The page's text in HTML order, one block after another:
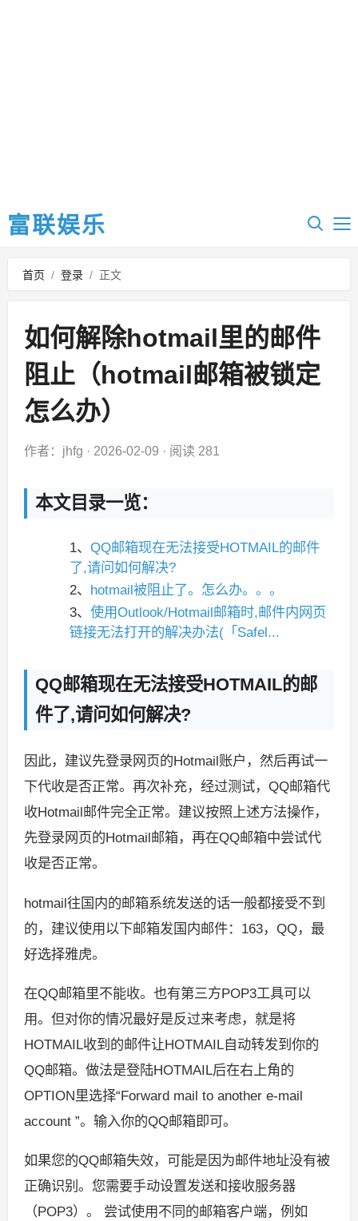
富联娱乐
首页 / 登录 / 正文
如何解除hotmail里的邮件
阻止（hotmail邮箱被锁定
怎么办）
作者：jhfg · 2026-02-09 · 阅读 281
本文目录一览：
1、QQ邮箱现在无法接受HOTMAIL的邮件
了,请问如何解决?
2、 hotmail被阻止了。怎么办。。。
3、使用Outlook/Hotmail邮箱时,邮件内网页
链接无法打开的解决办法(「Safel...
QQ邮箱现在无法接受HOTMAIL的邮
件了,请问如何解决?
因此，建议先登录网页的Hotmail账户，然后再试一
下代收是否正常。再次补充，经过测试，QQ邮箱代
收Hotmail邮件完全正常。建议按照上述方法操作，
先登录网页的Hotmail邮箱，再在QQ邮箱中尝试代
收是否正常。
hotmail往国内的邮箱系统发送的话一般都接受不到
的，建议使用以下邮箱发国内邮件：163，QQ，最
好选择雅虎。
在QQ邮箱里不能收。也有第三方POP3工具可以
用。但对你的情况最好是反过来考虑，就是将
HOTMAIL收到的邮件让HOTMAIL自动转发到你的
QQ邮箱。做法是登陆HOTMAIL后在右上角的
OPTION里选择“Forward mail to another e-mail
account ”。输入你的QQ邮箱即可。
如果您的QQ邮箱失效，可能是因为邮件地址没有被
正确识别。您需要手动设置发送和接收服务器
（POP3）。 尝试使用不同的邮箱客户端，例如